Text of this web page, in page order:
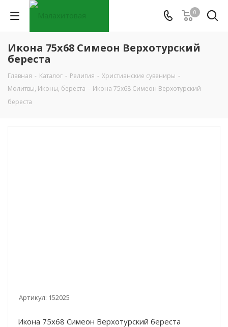
0
Икона 75х68 Симеон Верхотурский
береста
Главная - Каталог - Религия - Христианские сувениры -
Молитвы, Иконы, береста - Икона 75х68 Симеон Верхотурский
береста
Артикул: 152025
Икона 75х68 Симеон Верхотурский береста